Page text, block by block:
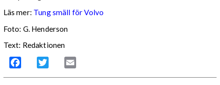
Läs mer: Tung smäll för Volvo
Foto: G. Henderson
Text: Redaktionen
Facebook Twitter